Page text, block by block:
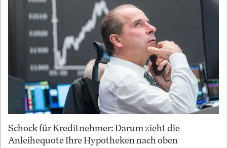
Schock für Kreditnehmer: Darum zieht die
Anleihequote Ihre Hypotheken nach oben